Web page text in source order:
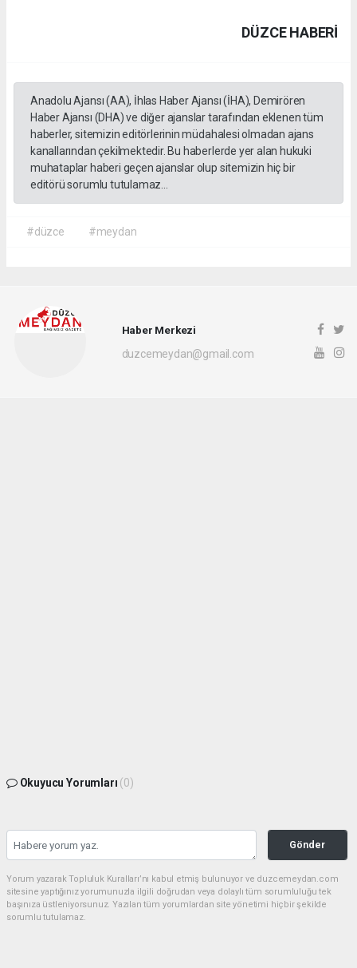
DÜZCE HABERİ
Anadolu Ajansı (AA), İhlas Haber Ajansı (İHA), Demirören
Haber Ajansı (DHA) ve diğer ajanslar tarafından eklenen tüm
haberler, sitemizin editörlerinin müdahalesi olmadan ajans
kanallarından çekilmektedir. Bu haberlerde yer alan hukuki
muhataplar haberi geçen ajanslar olup sitemizin hiç bir
editörü sorumlu tutulamaz...
#düzce #meydan
Haber Merkezi
duzcemeydan@gmail.com
Okuyucu Yorumları (0)
Gönder
Yorum yazarak Topluluk Kuralları’nı kabul etmiş bulunuyor ve duzcemeydan.com
sitesine yaptığınız yorumunuzla ilgili doğrudan veya dolaylı tüm sorumluluğu tek
başınıza üstleniyorsunuz. Yazılan tüm yorumlardan site yönetimi hiçbir şekilde
sorumlu tutulamaz.